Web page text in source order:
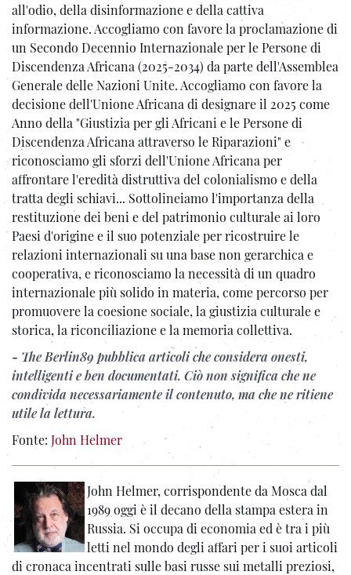
all'odio, della disinformazione e della cattiva
informazione. Accogliamo con favore la proclamazione di
un Secondo Decennio Internazionale per le Persone di
Discendenza Africana (2025-2034) da parte dell'Assemblea
Generale delle Nazioni Unite. Accogliamo con favore la
decisione dell'Unione Africana di designare il 2025 come
Anno della "Giustizia per gli Africani e le Persone di
Discendenza Africana attraverso le Riparazioni" e
riconosciamo gli sforzi dell'Unione Africana per
affrontare l'eredità distruttiva del colonialismo e della
tratta degli schiavi... Sottolineiamo l'importanza della
restituzione dei beni e del patrimonio culturale ai loro
Paesi d'origine e il suo potenziale per ricostruire le
relazioni internazionali su una base non gerarchica e
cooperativa, e riconosciamo la necessità di un quadro
internazionale più solido in materia, come percorso per
promuovere la coesione sociale, la giustizia culturale e
storica, la riconciliazione e la memoria collettiva.
- The Berlin89 pubblica articoli che considera onesti,
intelligenti e ben documentati. Ciò non significa che ne
condivida necessariamente il contenuto, ma che ne ritiene
utile la lettura.
Fonte: John Helmer
John Helmer, corrispondente da Mosca dal
1989 oggi è il decano della stampa estera in
Russia. Si occupa di economia ed è tra i più
letti nel mondo degli affari per i suoi articoli
di cronaca incentrati sulle basi russe sui metalli preziosi,